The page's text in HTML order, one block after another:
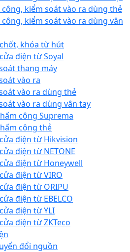
công, kiểm soát vào ra dùng thẻ
công, kiểm soát vào ra dùng vân
khóa từ hút
điện từ Soyal
thang máy
vào ra
vào ra dùng thẻ
vào ra dùng vân tay
công Suprema
công thẻ
điện từ Hikvision
điện từ NETONE
điện từ Honeywell
điện từ VIRO
điện từ ORIPU
điện từ EBELCO
điện từ YLI
điện từ ZKTeco
đổi nguồn